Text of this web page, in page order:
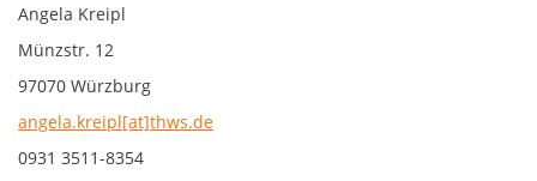
Angela Kreipl
Münzstr. 12
97070 Würzburg
angela.kreipl[at]thws.de
0931 3511-8354